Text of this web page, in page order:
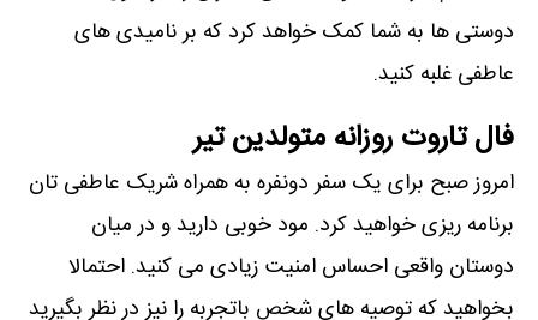
دوستی ها به شما کمک خواهد کرد که بر نامیدی های
عاطفی غلبه کنید.
فال تاروت روزانه متولدین تیر
امروز صبح برای یک سفر دونفره به همراه شریک عاطفی تان
برنامه ریزی خواهید کرد. مود خوبی دارید و در میان
دوستان واقعی احساس امنیت زیادی می کنید. احتمالا
بخواهید که توصیه های شخص باتجربه را نیز در نظر بگیرید